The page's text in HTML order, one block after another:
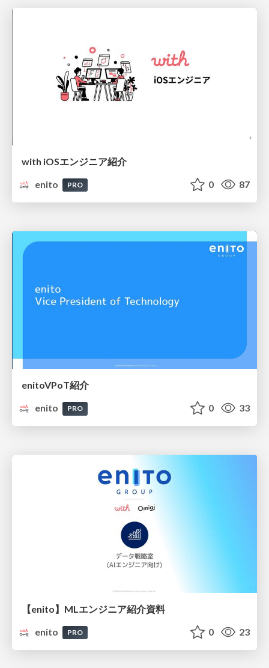
with iOSエンジニア紹介
enito
PRO 0 87
enitoVPoT紹介
enito
PRO 0 33
【enito】MLエンジニア紹介資料
enito
PRO 0 23